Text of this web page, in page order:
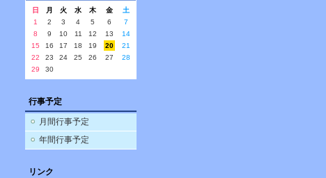
日 月 火 水 木 金
土
1
2 3 4 5 6
7
8
9 10 11 12 13
14
15
16 17 18 19 20
21
22
23 24 25 26 27
28
29
30
行事予定
月間行事予定
年間行事予定
リンク